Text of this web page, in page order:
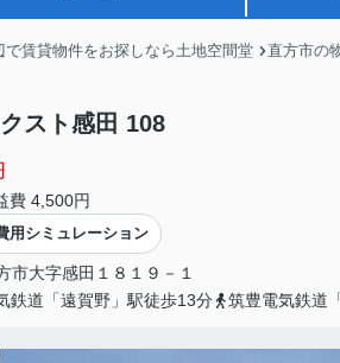
で賃貸物件をお探しなら土地空間堂 直方市の
スト感田 108
費 4,500円
用シミュレーション
市大字感田 １８１９－１
鉄道「遠賀野」駅徒歩13分
筑豊電気鉄道